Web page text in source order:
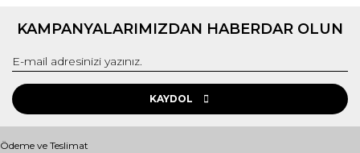
Görüş ve önerileriniz için teşekkür ederiz.
Ürün resmi kalitesiz, bozuk veya görüntülenemiyor.
Ürün açıklamasında eksik bilgiler bulunuyor.
Ürün fiyatı diğer sitelerden daha pahalı.
KAMPANYALARIMIZDAN HABERDAR OLUN
KAYDOL
Ödeme ve Teslimat